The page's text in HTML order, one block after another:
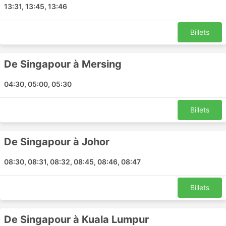
lignes, et voici la liste des plus populaires :
Singapour - Johor
Singapour - Genting Highlands
Singapour - Malacca
Singapour - Kuala Lumpur
13:31, 13:45, 13:46
Billets
De Singapour à Mersing
04:30, 05:00, 05:30
Billets
De Singapour à Johor
08:30, 08:31, 08:32, 08:45, 08:46, 08:47
Billets
De Singapour à Kuala Lumpur